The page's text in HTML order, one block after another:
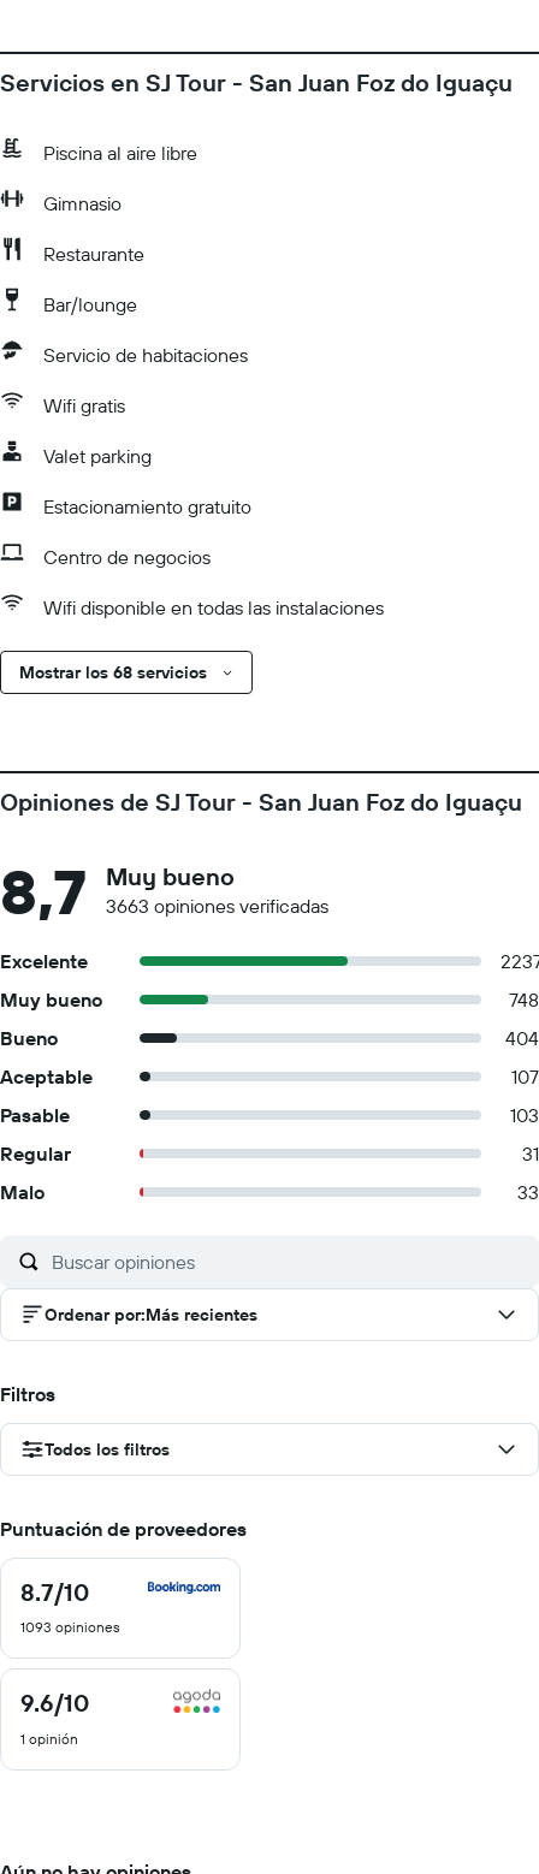
Servicios en SJ Tour - San Juan Foz do Iguaçu
Piscina al aire libre
Gimnasio
Restaurante
Bar/lounge
Servicio de habitaciones
Wifi gratis
Valet parking
Estacionamiento gratuito
Centro de negocios
Wifi disponible en todas las instalaciones
Mostrar los 68 servicios
Opiniones de SJ Tour - San Juan Foz do Iguaçu
8,7 Muy bueno
3663 opiniones verificadas
Excelente
Muy bueno
748
Bueno
404
Aceptable
107
Pasable
103
Regular
31
Malo
33
Ordenar por:Más recientes
Filtros
Todos los filtros
Puntuación de proveedores
8.7/10
8.7
10
1093 opiniones
9.6/10
9.6
10
1 opinión